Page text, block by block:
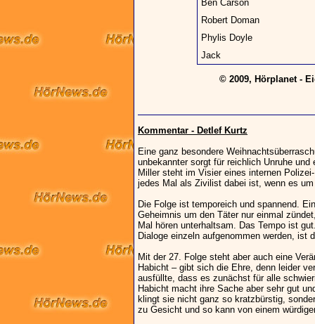
Ben Carson
Robert Doman
Phylis Doyle
Jack
© 2009, Hörplanet -
Kommentar - Detlef Kurtz
Eine ganz besondere
unbekannter sorgt für reichlich Unruhe
Miller steht im Visier eines internen
jedes Mal als Zivilist dabei ist, wenn es
Die Folge ist temporeich und spannend.
Geheimnis um den Täter nur einmal
Mal hören unterhaltsam. Das Tempo ist
Dialoge einzeln aufgenommen werden, ist
Mit der 27. Folge steht aber auch eine
Habicht – gibt sich die Ehre, denn leider
ausfüllte, dass es zunächst für alle
Habicht macht ihre Sache aber sehr gut
klingt sie nicht ganz so kratzbürstig,
zu Gesicht und so kann von einem